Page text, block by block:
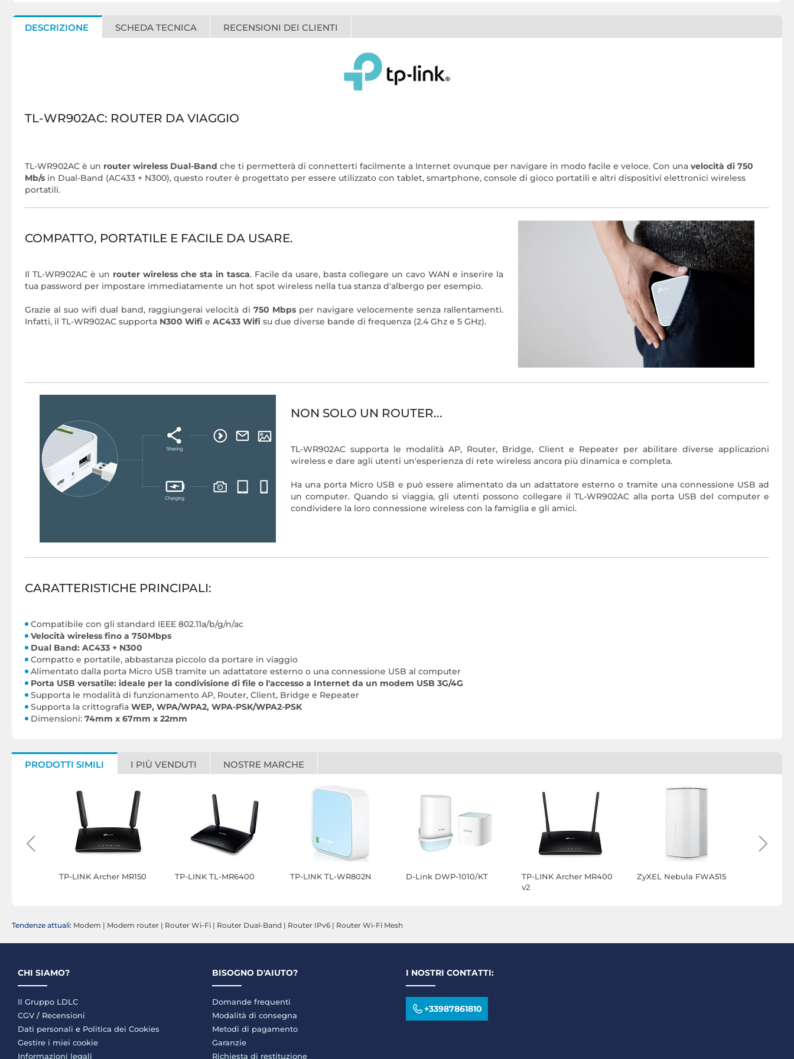
DESCRIZIONE SCHEDA TECNICA RECENSIONI DEI CLIENTI
TL-WR902AC: ROUTER DA VIAGGIO
TL-WR902AC è un router wireless Dual-Band che ti permetterà di connetterti facilmente a Internet ovunque per navigare in modo facile e veloce. Con una velocità di 750
Mb/s in Dual-Band (AC433 + N300), questo router è progettato per essere utilizzato con tablet, smartphone, console di gioco portatili e altri dispositivi elettronici wireless
portatili.
COMPATTO, PORTATILE E FACILE DA USARE.
Il TL-WR902AC è un router wireless che sta in tasca. Facile da usare, basta collegare un cavo WAN e inserire la
tua password per impostare immediatamente un hot spot wireless nella tua stanza d'albergo per esempio.
Grazie al suo wifi dual band, raggiungerai velocità di 750 Mbpsper navigare velocemente senza rallentamenti.
Infatti, il TL-WR902AC supporta N300 Wifi e AC433 Wifi su due diverse bande di frequenza (2.4 Ghz e 5 GHz).
NON SOLO UN ROUTER...
TL-WR902AC supporta le modalità AP, Router, Bridge, Client e Repeater per abilitare diverse applicazioni
wireless e dare agli utenti un'esperienza di rete wireless ancora più dinamica e completa.
Ha una porta Micro USB e può essere alimentato da un adattatore esterno o tramite una connessione USB ad
un computer. Quando si viaggia, gli utenti possono collegare il TL-WR902AC alla porta USB del computer e
condividere la loro connessione wireless con la famiglia e gli amici.
CARATTERISTICHE PRINCIPALI:
Compatibile con gli standard IEEE 802.11a/b/g/n/ac
Velocità wireless fino a 750Mbps
Dual Band: AC433 + N300
Compatto e portatile, abbastanza piccolo da portare in viaggio
Alimentato dalla porta Micro USB tramite un adattatore esterno o una connessione USB al computer
Porta USB versatile: ideale per la condivisione di file o l'accesso a Internet da un modem USB 3G/4G
Supporta le modalità di funzionamento AP, Router, Client, Bridge e Repeater
Supporta la crittografia WEP, WPA/WPA2, WPA-PSK/WPA2-PSK
Dimensioni: 74mm x 67mm x 22mm
PRODOTTI SIMILI I PIÙ VENDUTI NOSTRE MARCHE
TP-LINK Archer MR150 TP-LINK TL-MR6400 TP-LINK TL-WR802N D-Link DWP-1010/KT
TP-LINK Archer MR400
v2
ZyXEL Nebula FWA515
Tendenze attuali: Modem | Modem router | Router Wi-Fi | Router Dual-Band | Router IPv6 | Router Wi-Fi Mesh
CHI SIAMO?
Il Gruppo LDLC
CGV / Recensioni
Dati personali e Politica dei Cookies
Gestire i miei cookie
Informazioni legali
BISOGNO D'AIUTO?
Domande frequenti
Modalità di consegna
Metodi di pagamento
Garanzie
Richiesta di restituzione
I NOSTRI CONTATTI:
+33987861810